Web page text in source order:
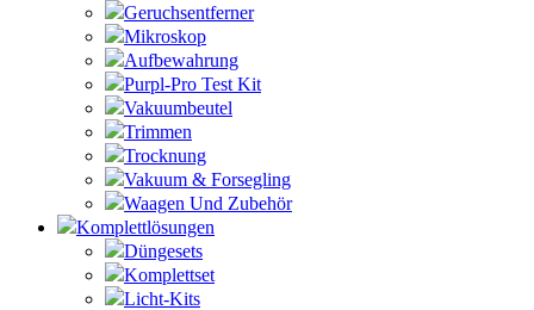
Geruchsentferner
Mikroskop
Aufbewahrung
Purpl-Pro Test Kit
Vakuumbeutel
Trimmen
Trocknung
Vakuum & Forsegling
Waagen Und Zubehör
Komplettlösungen
Düngesets
Komplettset
Licht-Kits